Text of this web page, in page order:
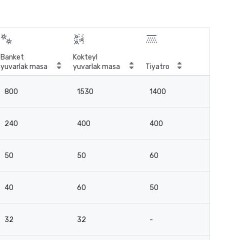
Banket
yuvarlak masa
Kokteyl
yuvarlak masa
Tiyatro
800 1530 1400
240 400 400
50 50 60
40 60 50
32 32 -